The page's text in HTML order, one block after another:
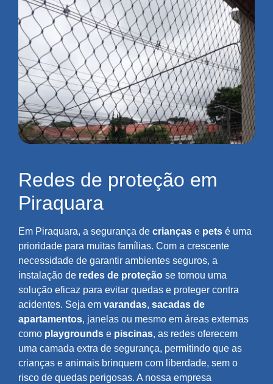
Redes de proteção em
Piraquara
Em Piraquara, a segurança de crianças e pets é uma
prioridade para muitas famílias. Com a crescente
necessidade de garantir ambientes seguros, a
instalação de redes de proteção se tornou uma
solução eficaz para evitar quedas e proteger contra
acidentes. Seja em varandas, sacadas de
apartamentos, janelas ou mesmo em áreas externas
como playgrounds e piscinas, as redes oferecem
uma camada extra de segurança, permitindo que as
crianças e animais brinquem com liberdade, sem o
risco de quedas perigosas. A nossa empresa